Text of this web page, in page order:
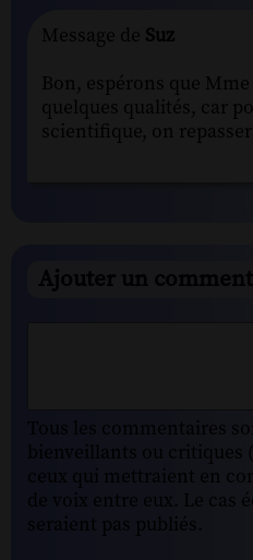
Message de Suz
Bon, espérons que
quelques qualités, car
scientifique, on
Ajouter un
Tous les commentaires
bienveillants ou critiques
ceux qui mettraient en
de voix entre eux. Le cas
seraient pas publiés.